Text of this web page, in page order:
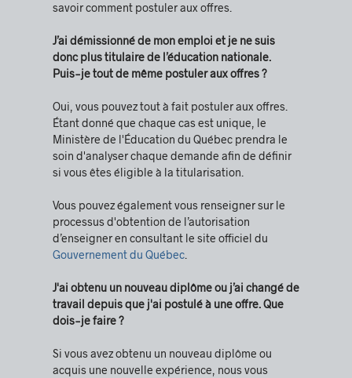
savoir comment postuler aux offres.
J’ai démissionné de mon emploi et je ne suis
donc plus titulaire de l’éducation nationale.
Puis-je tout de même postuler aux offres ?
Oui, vous pouvez tout à fait postuler aux offres.
Étant donné que chaque cas est unique, le
Ministère de l'Éducation du Québec prendra le
soin d'analyser chaque demande afin de définir
si vous êtes éligible à la titularisation.
Vous pouvez également vous renseigner sur le
processus d'obtention de l’autorisation
d’enseigner en consultant le site officiel du
Gouvernement du Québec.
J'ai obtenu un nouveau diplôme ou j’ai changé de
travail depuis que j'ai postulé à une offre. Que
dois-je faire ?
Si vous avez obtenu un nouveau diplôme ou
acquis une nouvelle expérience, nous vous